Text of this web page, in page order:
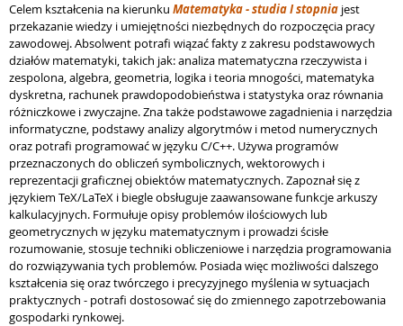
Celem kształcenia na kierunku Matematyka - studia I stopnia jest
przekazanie wiedzy i umiejętności niezbędnych do rozpoczęcia pracy
zawodowej. Absolwent potrafi wiązać fakty z zakresu podstawowych
działów matematyki, takich jak: analiza matematyczna rzeczywista i
zespolona, algebra, geometria, logika i teoria mnogości, matematyka
dyskretna, rachunek prawdopodobieństwa i statystyka oraz równania
różniczkowe i zwyczajne. Zna także podstawowe zagadnienia i narzędzia
informatyczne, podstawy analizy algorytmów i metod numerycznych
oraz potrafi programować w języku C/C++. Używa programów
przeznaczonych do obliczeń symbolicznych, wektorowych i
reprezentacji graficznej obiektów matematycznych. Zapoznał się z
językiem TeX/LaTeX i biegle obsługuje zaawansowane funkcje arkuszy
kalkulacyjnych. Formułuje opisy problemów ilościowych lub
geometrycznych w języku matematycznym i prowadzi ścisłe
rozumowanie, stosuje techniki obliczeniowe i narzędzia programowania
do rozwiązywania tych problemów. Posiada więc możliwości dalszego
kształcenia się oraz twórczego i precyzyjnego myślenia w sytuacjach
praktycznych - potrafi dostosować się do zmiennego zapotrzebowania
gospodarki rynkowej.